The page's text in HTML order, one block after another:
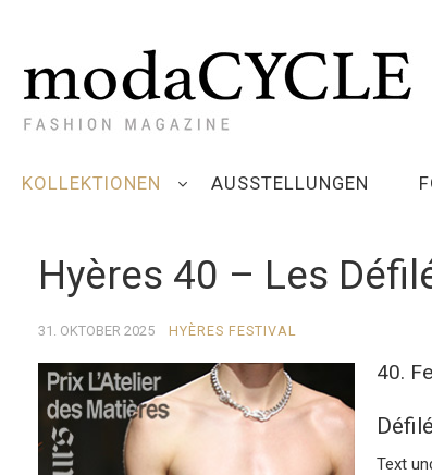
KOLLEKTIONEN AUSSTELLUNGEN
Hyères 40 – Les
31. OKTOBER 2025 HYÈRES FESTIVAL
40.
Text